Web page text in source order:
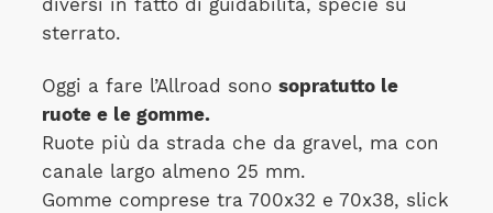
diversi in fatto di guidabilità, specie su
sterrato.
Oggi a fare l’Allroad sono sopratutto le
ruote e le gomme.
Ruote più da strada che da gravel, ma con
canale largo almeno 25 mm.
Gomme comprese tra 700x32 e 70x38, slick